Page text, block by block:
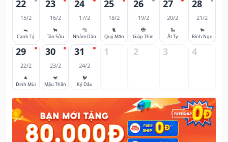
22
15/2
🐀
Canh Tý
23
16/2
🐂
Tân Sửu
24
17/2
🐅
Nhâm Dần
25
18/2
🐈
Quý Mão
26
19/2
🐉
Giáp Thìn
27
20/2
🐍
Ất Tỵ
28
21/2
🐎
Bính Ngọ
29
22/2
🐐
Đinh Mùi
30
23/2
🐒
Mậu Thân
31
24/2
🐓
Kỷ Dậu
1 2 3 4